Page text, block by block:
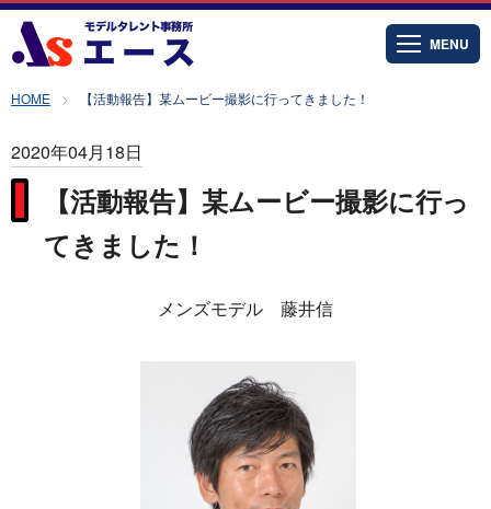
MENU
HOME 【活動報告】某ムービー撮影に行ってきました！
2020年04月18日
【活動報告】某ムービー撮影に行っ
てきました！
メンズモデル 藤井信